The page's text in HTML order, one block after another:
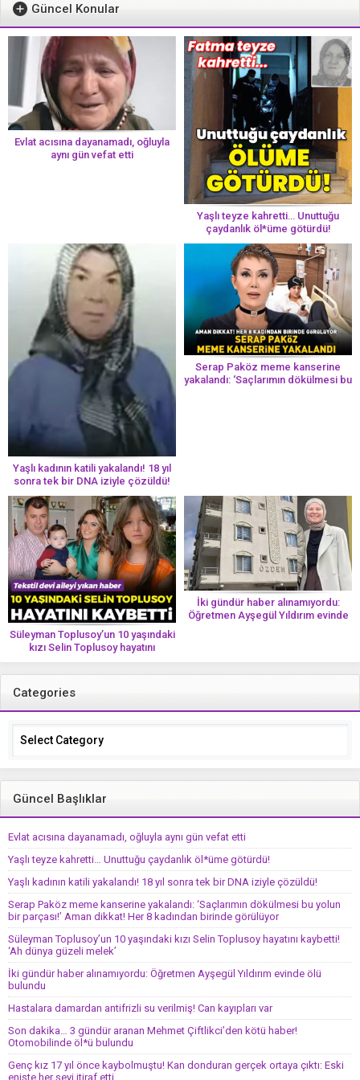
Güncel Konular
Evlat acısına dayanamadı, oğluyla
aynı gün vefat etti
Yaşlı teyze kahretti… Unuttuğu
çaydanlık öl*üme götürdü!
Yaşlı kadının katili yakalandı! 18 yıl
sonra tek bir DNA iziyle çözüldü!
Serap Paköz meme kanserine
yakalandı: ‘Saçlarımın dökülmesi bu
Süleyman Toplusoy’un 10 yaşındaki
kızı Selin Toplusoy hayatını
kaybetti! ‘Ah dünya güzeli melek’
İki gündür haber alınamıyordu:
Öğretmen Ayşegül Yıldırım evinde
Categories
Categories
Güncel Başlıklar
Evlat acısına dayanamadı, oğluyla aynı gün vefat etti
Yaşlı teyze kahretti… Unuttuğu çaydanlık öl*üme götürdü!
Yaşlı kadının katili yakalandı! 18 yıl sonra tek bir DNA iziyle çözüldü!
Serap Paköz meme kanserine yakalandı: ‘Saçlarımın dökülmesi bu yolun
bir parçası!’ Aman dikkat! Her 8 kadından birinde görülüyor
Süleyman Toplusoy’un 10 yaşındaki kızı Selin Toplusoy hayatını kaybetti!
‘Ah dünya güzeli melek’
İki gündür haber alınamıyordu: Öğretmen Ayşegül Yıldırım evinde ölü
bulundu
Hastalara damardan antifrizli su verilmiş! Can kayıpları var
Son dakika… 3 gündür aranan Mehmet Çiftlikci’den kötü haber!
Otomobilinde öl*ü bulundu
Genç kız 17 yıl önce kaybolmuştu! Kan donduran gerçek ortaya çıktı: Eski
enişte her şeyi itiraf etti